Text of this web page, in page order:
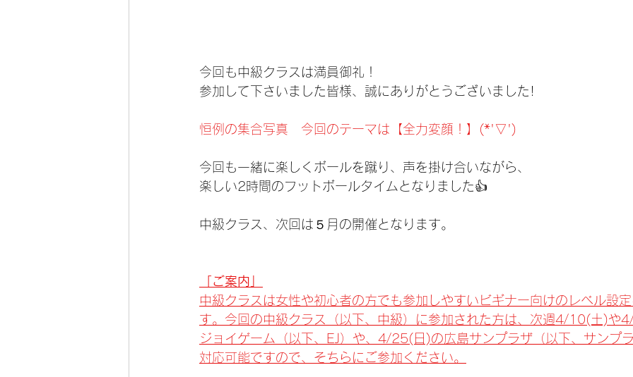
今回も中級クラスは満員御礼！
参加して下さいました皆様、誠にありがとうございました!
恒例の集合写真　今回のテーマは【全力変顔！】(*'▽')
今回も一緒に楽しくボールを蹴り、声を掛け合いながら、
楽しい2時間のフットボールタイムとなりました👍
中級クラス、次回は５月の開催となります。
「ご案内」
中級クラスは女性や初心者の方でも参加しやすいビギナー向けのレベル設
す。今回の中級クラス（以下、中級）に参加された方は、次週4/10(土)や
ジョイゲーム（以下、EJ）や、4/25(日)の広島サンプラザ（以下、サンプ
対応可能ですので、そちらにご参加ください。